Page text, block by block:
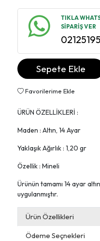
TIKLA
SİPARİŞ VER
Sepete Ekle
Favorilerime Ekle
ÜRÜN ÖZELLİKLERİ :
Maden : Altın, 14 Ayar
Yaklaşık Ağırlık : 1,20 gr
Özellik : Mineli
Ürünün tamamı 14 ayar
uygulanmıştır.
Ürün Özellikleri
Ödeme Seçnekleri